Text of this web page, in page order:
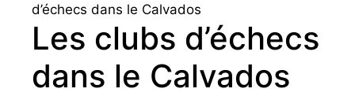
d’échecs dans le Calvados
Les clubs d’échecs
dans le Calvados